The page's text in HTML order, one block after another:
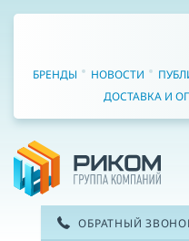
БРЕНДЫ НОВОСТИ
ДОСТАВКА И
ОБРАТНЫЙ